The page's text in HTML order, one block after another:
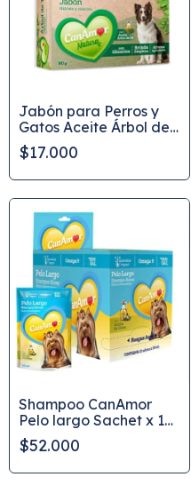
Jabón para Perros y
Gatos Aceite Árbol de
Té CanAmor 90 g
$17.000
Shampoo CanAmor
Pelo largo Sachet x 12
Und
$52.000